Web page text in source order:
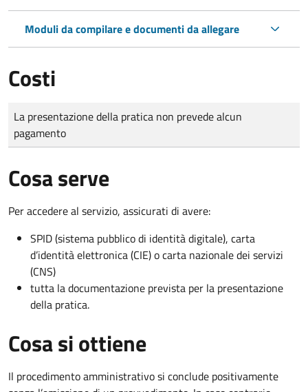
Moduli da compilare e documenti da allegare
Costi
Tipo di pagamento
Importo
La presentazione della pratica non prevede alcun
pagamento
Cosa serve
Per accedere al servizio, assicurati di avere:
SPID (sistema pubblico di identità digitale), carta
d’identità elettronica (CIE) o carta nazionale dei servizi
(CNS)
tutta la documentazione prevista per la presentazione
della pratica.
Cosa si ottiene
Il procedimento amministrativo si conclude positivamente